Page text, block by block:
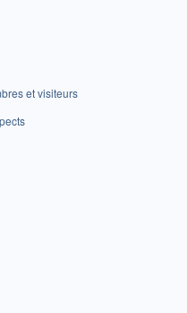
et visiteurs